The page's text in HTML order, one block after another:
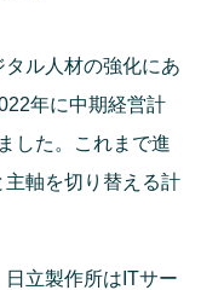
ル人材の強化にあ
年に中期経営計
した。これまで進
軸を切り替える計
立製作所はITサー